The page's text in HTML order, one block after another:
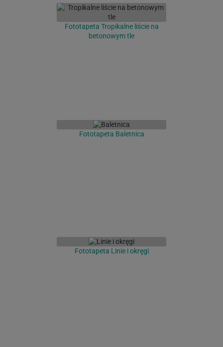
Fototapeta Tropikalne liście na
betonowym tle
Fototapeta Baletnica
Fototapeta Linie i okręgi